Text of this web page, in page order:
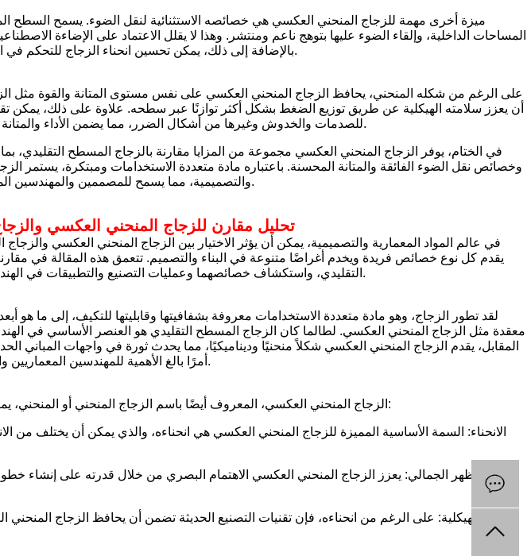
ميزة أخرى مهمة للزجاج المنحني العكسي هي خصائصه الاستثنائية لنقل الضوء. يسمح السطح
المساحات الداخلية، وإلقاء الضوء عليها بتوهج ناعم ومنتشر. وهذا لا يقلل الاعتماد على الإضاءة
بالإضافة إلى ذلك، يمكن تحسين انحناء الزجاج للتحكم في اتجاه الضوء وكثافته، مما يعزز وظائفه وجاذبيته الجمالية.
على الرغم من شكله المنحني، يحافظ الزجاج المنحني العكسي على نفس مستوى المتانة والقوة مثل
أن يعزز سلامته الهيكلية عن طريق توزيع الضغط بشكل أكثر توازنًا عبر سطحه. علاوة على ذلك، يمكن
للصدمات والخدوش وغيرها من أشكال الضرر، مما يضمن الأداء والمتانة على المدى الطويل في مجموعة متنوعة من التطبيقات.
في الختام، يوفر الزجاج المنحني العكسي مجموعة من المزايا مقارنة بالزجاج المسطح التقليدي،
وخصائص نقل الضوء الفائقة والمتانة المحسنة. باعتباره مادة متعددة الاستخدامات ومبتكرة، يستمر
والتصميمية، مما يسمح للمصممين والمهندسين المعماريين بإنشاء مساحات مذهلة بصريًا ومتفوقة وظيفيًا.
تحليل مقارن للزجاج المنحني العكسي
في عالم المواد المعمارية والتصميمية، يمكن أن يؤثر الاختيار بين الزجاج المنحني العكسي
يقدم كل نوع خصائص فريدة ويخدم أغراضًا متنوعة في البناء والتصميم. تتعمق هذه المقالة في
التقليدي، واستكشاف خصائصهما وعمليات التصنيع والتطبيقات في الهندسة المعمارية والاعتبارات البيئية والاتجاهات المستقبلية.
لقد تطور الزجاج، وهو مادة متعددة الاستخدامات معروفة بشفافيتها وقابليتها للتكيف، إلى ما هو
معقدة مثل الزجاج المنحني العكسي. لطالما كان الزجاج المسطح التقليدي هو العنصر الأساسي في
المقابل، يقدم الزجاج المنحني العكسي شكلاً منحنيًا وديناميكيًا، مما يحدث ثورة في واجهات المباني
أمرًا بالغ الأهمية للمهندسين المعماريين والمصممين وأصحاب المصلحة في صناعة البناء والتشييد.
الزجاج المنحني العكسي، المعروف أيضًا باسم الزجاج المنحني أو المنحني، يمتلك خصائص مميزة تميزه عن الزجاج المسطح التقليدي:
الانحناء: السمة الأساسية المميزة للزجاج المنحني العكسي هي انحناءه، والذي يمكن أن يختلف من
المظهر الجمالي: يعزز الزجاج المنحني العكسي الاهتمام البصري من خلال قدرته على إنشاء
القوة الهيكلية: على الرغم من انحناءه، فإن تقنيات التصنيع الحديثة تضمن أن يحافظ الزجاج